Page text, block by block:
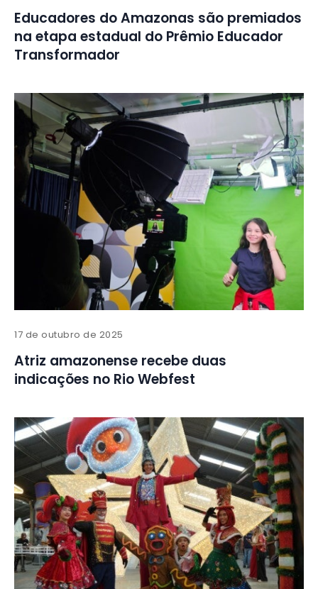
Educadores do Amazonas são premiados
na etapa estadual do Prêmio Educador
Transformador
17 de outubro de 2025
Atriz amazonense recebe duas
indicações no Rio Webfest